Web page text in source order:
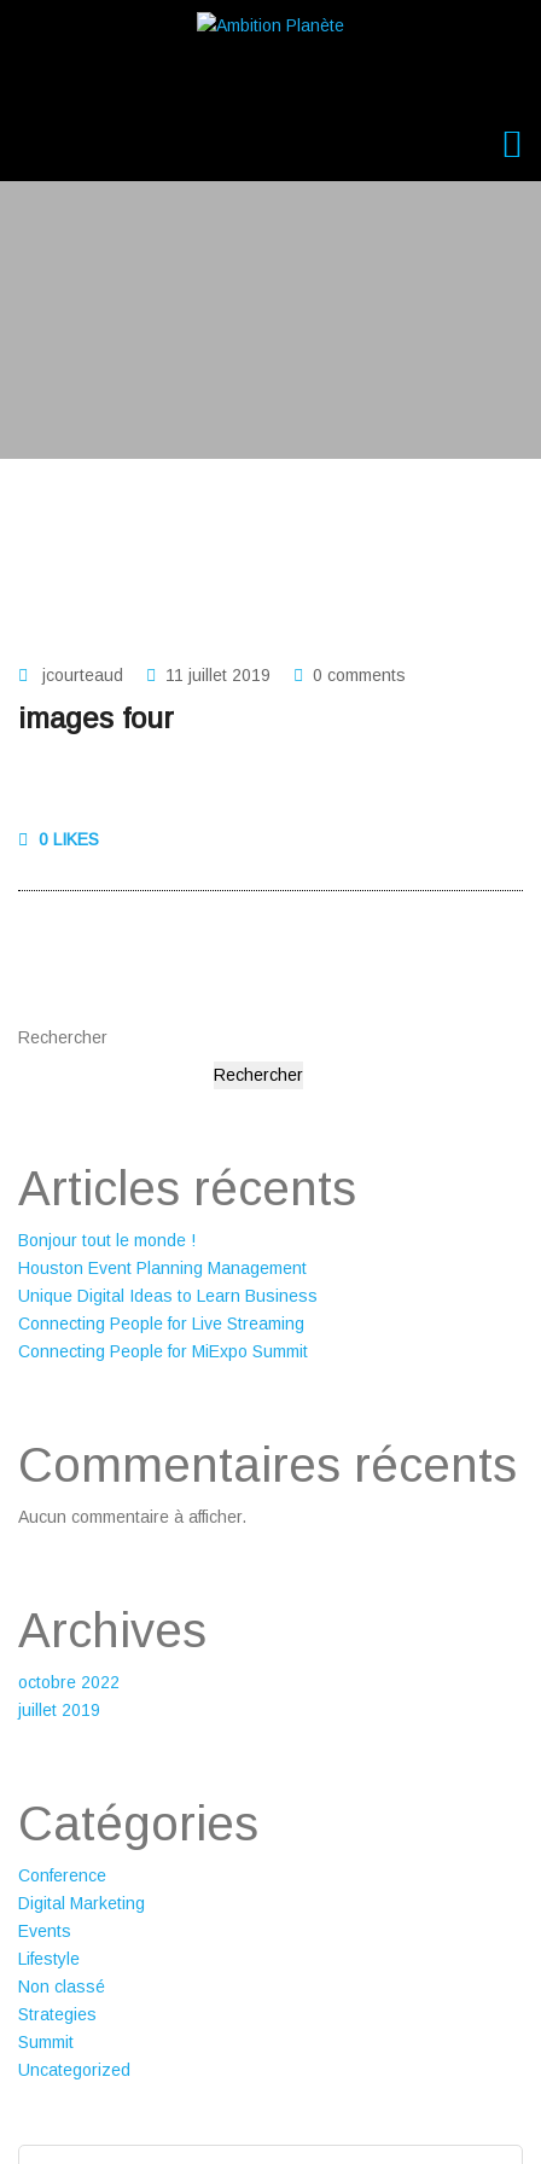
jcourteaud 11 juillet 2019 0 comments
images four
0 LIKES
Rechercher
Rechercher
Articles récents
Bonjour tout le monde !
Houston Event Planning Management
Unique Digital Ideas to Learn Business
Connecting People for Live Streaming
Connecting People for MiExpo Summit
Commentaires récents
Aucun commentaire à afficher.
Archives
octobre 2022
juillet 2019
Catégories
Conference
Digital Marketing
Events
Lifestyle
Non classé
Strategies
Summit
Uncategorized